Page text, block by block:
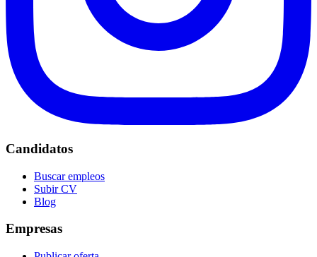
Candidatos
Buscar empleos
Subir CV
Blog
Empresas